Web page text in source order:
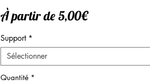
À partir de5,00€Prix
Support *
Sélectionner
Quantité *